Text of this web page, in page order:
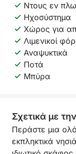
Ντους εν πλω
Ηχοσύστημα
Χώρος για
Λιμενικοί
Αναψυκτικά
Ποτά
Μπύρα
Σχετικά με
Περάστε μια
εκπληκτικά